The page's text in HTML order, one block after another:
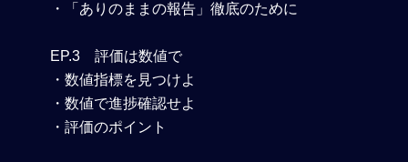
・「ありのままの報告」徹底のために
EP.3 評価は数値で
・数値指標を見つけよ
・数値で進捗確認せよ
・評価のポイント